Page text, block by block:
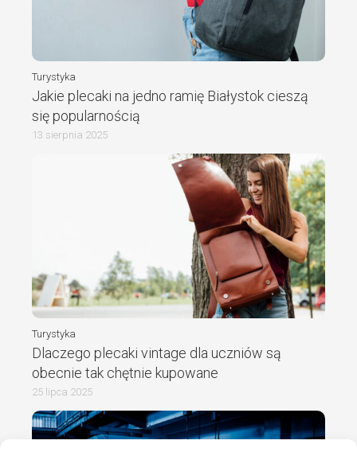
Turystyka
Jakie plecaki na jedno ramię Białystok cieszą
się popularnością
13 sierpnia 2025
Turystyka
Dlaczego plecaki vintage dla uczniów są
obecnie tak chętnie kupowane
25 lipca 2025